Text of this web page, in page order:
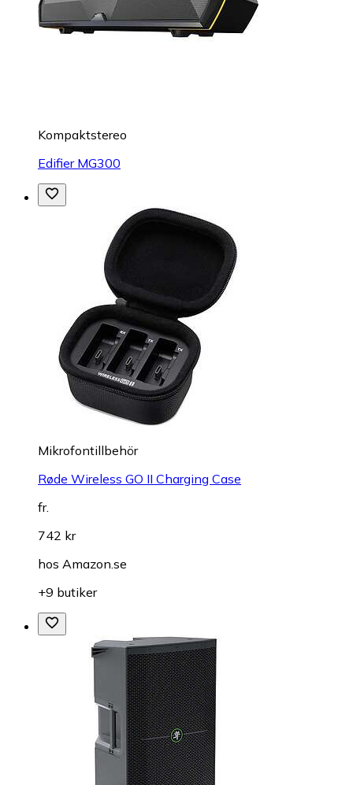
Kompaktstereo
Edifier MG300
Mikrofontillbehör
Røde Wireless GO II Charging Case
fr.
742 kr
hos Amazon.se
+9 butiker